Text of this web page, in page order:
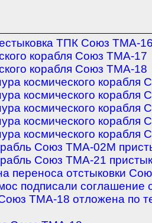
ТПК Союз ТМА-
корабля Союз ТМА-17
корабля Союз ТМА-18
космического
космического
космического
космического
космического
Союз ТМА-02М
Союз ТМА-21
переноса отстыковки
подписали соглашение
ТМА-18 отложена по